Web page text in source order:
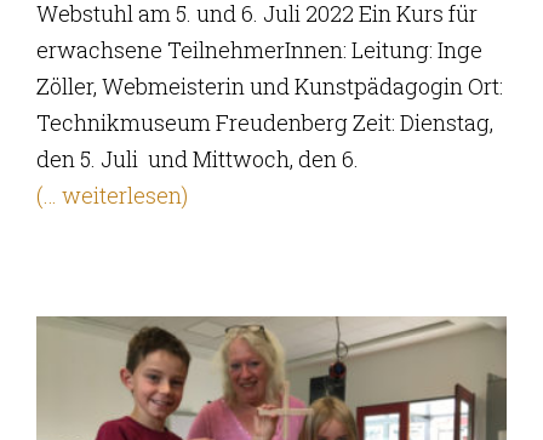
Webstuhl am 5. und 6. Juli 2022 Ein Kurs für
erwachsene TeilnehmerInnen: Leitung: Inge
Zöller, Webmeisterin und Kunstpädagogin Ort:
Technikmuseum Freudenberg Zeit: Dienstag,
den 5. Juli und Mittwoch, den 6.
(… weiterlesen)